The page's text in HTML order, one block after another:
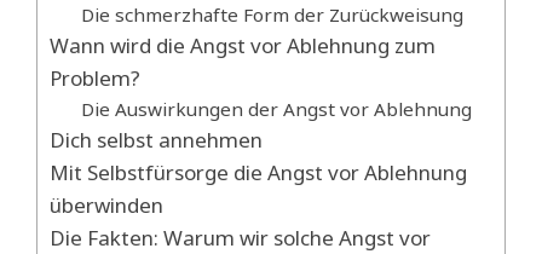
Die schmerzhafte Form der Zurückweisung
Wann wird die Angst vor Ablehnung zum
Problem?
Die Auswirkungen der Angst vor Ablehnung
Dich selbst annehmen
Mit Selbstfürsorge die Angst vor Ablehnung
überwinden
Die Fakten: Warum wir solche Angst vor